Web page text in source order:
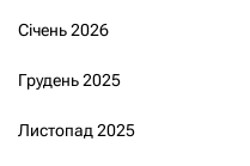
Січень 2026
Грудень 2025
Листопад 2025